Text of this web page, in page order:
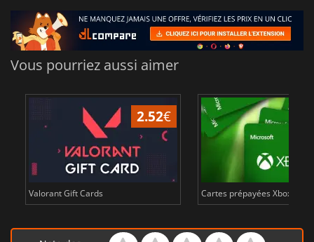
Vous pourriez aussi aimer
2.52€
Valorant Gift Cards Cartes prépayées Xbox Live